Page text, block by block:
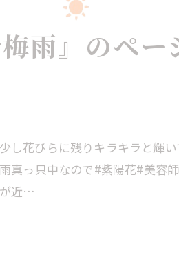
雨』のペー
し花びらに残りキラキラと輝
真っ只中なので#紫陽花#美容
近…